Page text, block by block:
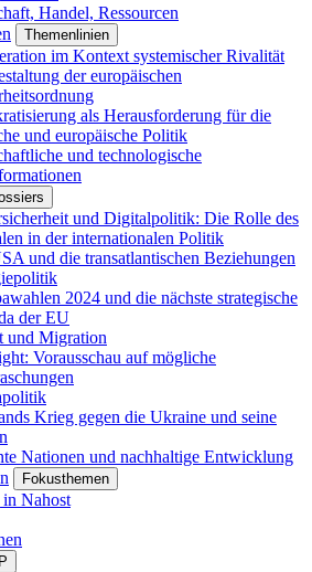
Handel, Ressourcen
Themenlinien
im Kontext systemischer Rivalität
der europäischen
als Herausforderung für die
und europäische Politik
und technologische
und Digitalpolitik: Die Rolle des
in der internationalen Politik
und die transatlantischen Beziehungen
2024 und die nächste strategische
der EU
und Migration
Vorausschau auf mögliche
Krieg gegen die Ukraine und seine
Nationen und nachhaltige Entwicklung
Fokusthemen
Nahost